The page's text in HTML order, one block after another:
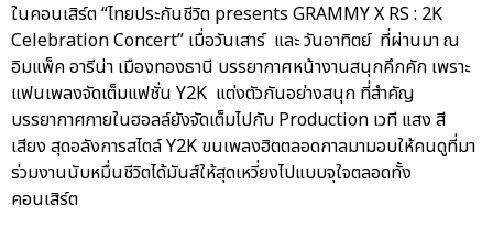
ในคอนเสิร์ต “ไทยประกันชีวิต presents GRAMMY X RS : 2K
Celebration Concert” เมื่อวันเสาร์ และ วันอาทิตย์ ที่ผ่านมา ณ
อิมแพ็ค อารีน่า เมืองทองธานี บรรยากาศหน้างานสนุกคึกคัก เพราะ
แฟนเพลงจัดเต็มแฟชั่น Y2K แต่งตัวกันอย่างสนุก ที่สำคัญ
บรรยากาศภายในฮอลล์ยังจัดเต็มไปกับ Production เวที แสง สี
เสียง สุดอลังการสไตล์ Y2K ขนเพลงฮิตตลอดกาลมามอบให้คนดูที่มา
ร่วมงานนับหมื่นชีวิตได้มันส์ให้สุดเหวี่ยงไปแบบจุใจตลอดทั้ง
คอนเสิร์ต